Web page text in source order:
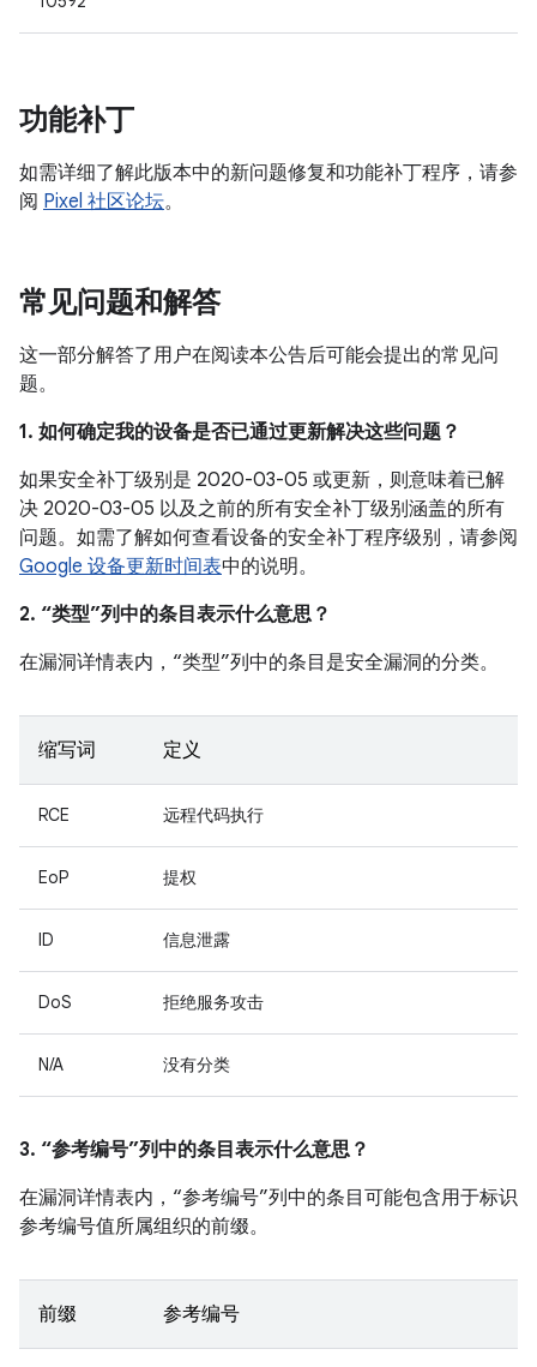
功能补丁
如需详细了解此版本中的新问题修复和功能补丁程序，请参
阅 Pixel 社区论坛。
常见问题和解答
这一部分解答了用户在阅读本公告后可能会提出的常见问
题。
1. 如何确定我的设备是否已通过更新解决这些问题？
如果安全补丁级别是 2020-03-05 或更新，则意味着已解
决 2020-03-05 以及之前的所有安全补丁级别涵盖的所有
问题。如需了解如何查看设备的安全补丁程序级别，请参阅
Google 设备更新时间表中的说明。
2. “类型”列中的条目表示什么意思？
在漏洞详情表内，“类型”列中的条目是安全漏洞的分类。
缩写词 定义
RCE 远程代码执行
EoP 提权
ID 信息泄露
DoS 拒绝服务攻击
N/A 没有分类
3. “参考编号”列中的条目表示什么意思？
在漏洞详情表内，“参考编号”列中的条目可能包含用于标识
参考编号值所属组织的前缀。
前缀 参考编号